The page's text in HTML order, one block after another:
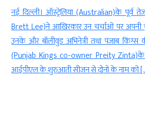
नई दिल्ली। ऑस्ट्रेलिया (Australian)के पूर्व
Brett Lee)ने आखिरकार उन चर्चाओं पर अपनी
उनके और बॉलीवुड अभिनेत्री तथा पंजाब किंग्स
(Punjab Kings co-owner Preity Zinta)के
आईपीएल के शुरुआती सीजन से दोनों के नाम को